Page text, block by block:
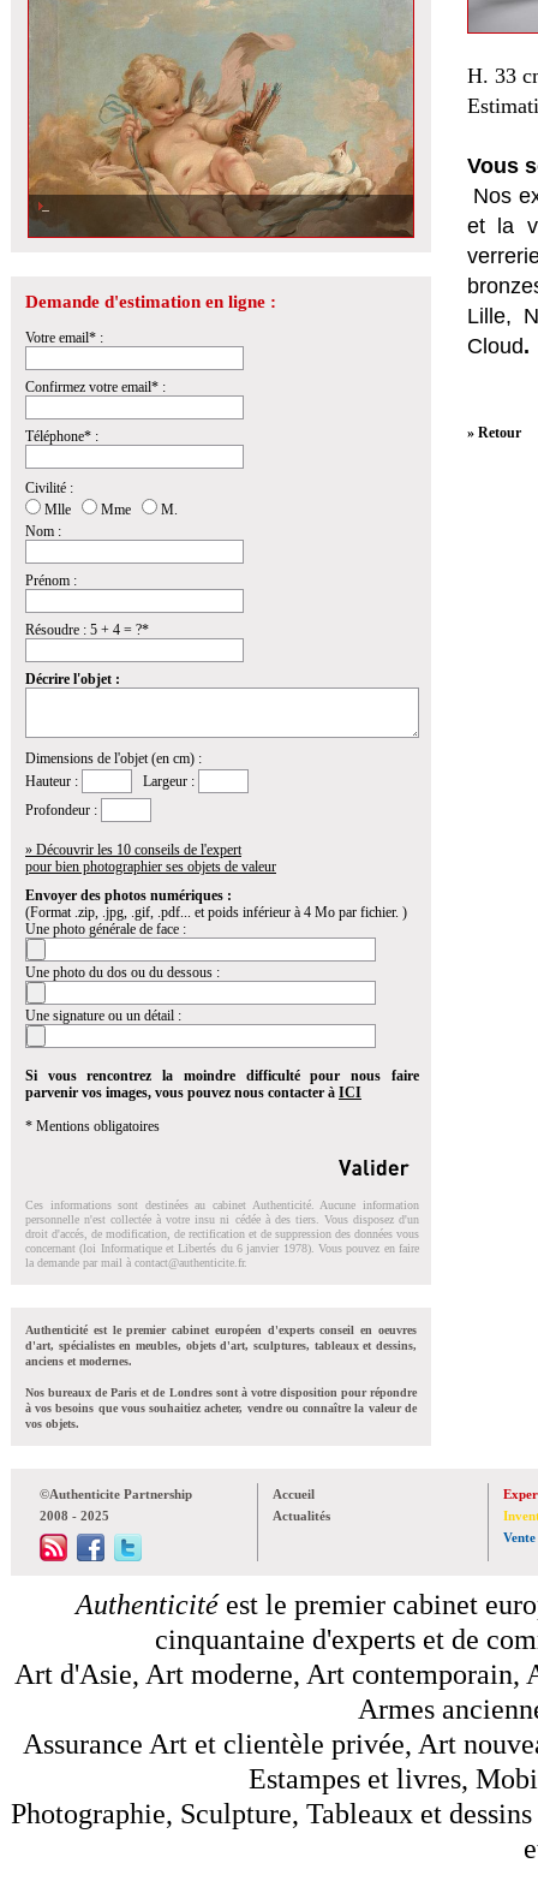
Demande d'estimation en ligne :
Votre email* :
Confirmez votre email* :
Téléphone* :
Civilité :
Mlle
Mme
M.
Nom :
Prénom :
Résoudre : 5 + 4 = ?*
Décrire l'objet :
Dimensions de l'objet (en cm) :
Hauteur :
Largeur :
Profondeur :
» Découvrir les 10 conseils de l'expert
pour bien photographier ses objets de valeur
Envoyer des photos numériques :
(Format .zip, .jpg, .gif, .pdf... et poids inférieur à 4 Mo par fichier. )
Une photo générale de face :
Une photo du dos ou du dessous :
Une signature ou un détail :
Si vous rencontrez la moindre difficulté pour nous faire
parvenir vos images, vous pouvez nous contacter à ICI
* Mentions obligatoires
Ces informations sont destinées au cabinet Authenticité. Aucune information
personnelle n'est collectée à votre insu ni cédée à des tiers. Vous disposez d'un
droit d'accés, de modification, de rectification et de suppression des données vous
concernant (loi Informatique et Libertés du 6 janvier 1978). Vous pouvez en faire
la demande par mail à contact@authenticite.fr.
Authenticité est le premier cabinet européen d'experts conseil en oeuvres
d'art, spécialistes en meubles, objets d'art, sculptures, tableaux et dessins,
anciens et modernes.
Nos bureaux de Paris et de Londres sont à votre disposition pour répondre
à vos besoins que vous souhaitiez acheter, vendre ou connaître la valeur de
vos objets.
H. 33
Vous
Nos
et la
Lille,
Cloud.
» Retour
©Authenticite Partnership
2008 - 2025
Accueil
Actualités
Vente
Authenticitéest le premier cabinet
cinquantaine d'experts et de
Art d'Asie, Art moderne, Art contemporain,
Armes
Assurance Art et clientèle privée, Art
Estampes et livres,
Photographie, Sculpture, Tableaux et